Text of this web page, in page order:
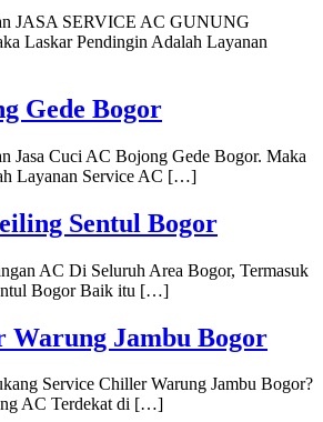
JASA SERVICE AC GUNUNG
Laskar Pendingin Adalah Layanan
Gede Bogor
Jasa Cuci AC Bojong Gede Bogor. Maka
Layanan Service AC […]
Sentul Bogor
AC Di Seluruh Area Bogor, Termasuk
Bogor Baik itu […]
Warung Jambu Bogor
Service Chiller Warung Jambu Bogor?
AC Terdekat di […]